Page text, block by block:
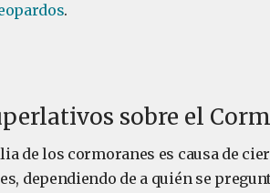
.
sobre el
de los cormoranes es causa de
dependiendo de a quién se